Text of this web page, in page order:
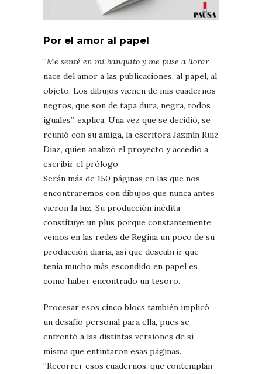
Por el amor al papel
“Me senté en mi banquito y me puse a llorar
nace del amor a las publicaciones, al papel, al
objeto. Los dibujos vienen de mis cuadernos
negros, que son de tapa dura, negra, todos
iguales”, explica. Una vez que se decidió, se
reunió con su amiga, la escritora Jazmín Ruiz
Díaz, quien analizó el proyecto y accedió a
escribir el prólogo.
Serán más de 150 páginas en las que nos
encontraremos con dibujos que nunca antes
vieron la luz. Su producción inédita
constituye un plus porque constantemente
vemos en las redes de Regina un poco de su
producción diaria, así que descubrir que
tenía mucho más escondido en papel es
como haber encontrado un tesoro.
Procesar esos cinco blocs también implicó
un desafío personal para ella, pues se
enfrentó a las distintas versiones de sí
misma que entintaron esas páginas.
“Recorrer esos cuadernos, que contemplan